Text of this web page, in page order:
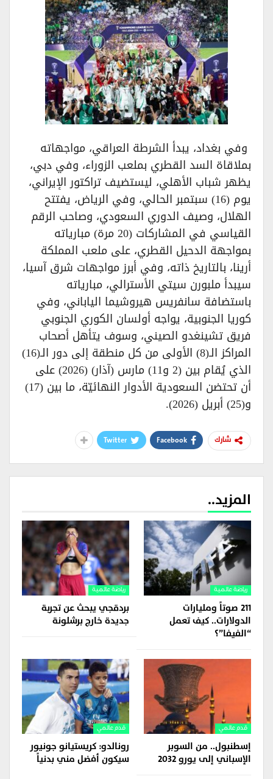
وفي بغداد، يبدأ الشرطة العراقي، مواجهاته
بملاقاة السد القطري بملعب الزوراء، وفي دبي،
يظهر شباب الأهلي، ليستضيف تراكتور الإيراني،
يوم (16) سبتمبر الحالي، وفي الرياض، يفتتح
الهلال، وصيف الدوري السعودي، وصاحب الرقم
القياسي في المشاركات (20 مرة) مبارياته
بمواجهة الدحيل القطري، على ملعب المملكة
أرينا، بالتاريخ ذاته، وفي أبرز مواجهات شرق آسيا،
سيبدأ ملبورن سيتي الأسترالي، مبارياته
باستضافة سانفريس هيروشيما الياباني، وفي
كوريا الجنوبية، يواجه أولسان الكوري الجنوبي
فريق تشينغدو الصيني، وسوف يتأهل أصحاب
المراكز الـ(8) الأولى من كل منطقة إلى دور الـ(16)
الذي يُقام بين (2 و11) مارس (آذار) (2026) على
أن تحتضن السعودية الأدوار النهائيّة، ما بين (17)
و(25) أبريل (2026).
شارك Facebook
Twitter
المزيد..
رياضة عالمية
211 صوتاً ومليارات
الدولارات.. كيف تعمل
“الفيفا”؟
رياضة عالمية
بردقجي يبحث عن تجربة
جديدة خارج برشلونة
قدم عالمي
إسطنبول.. من السوبر
الإسباني إلى يورو 2032
قدم عالمي
رونالدو: كريستيانو جونيور
سيكون أفضل مني بدنياً